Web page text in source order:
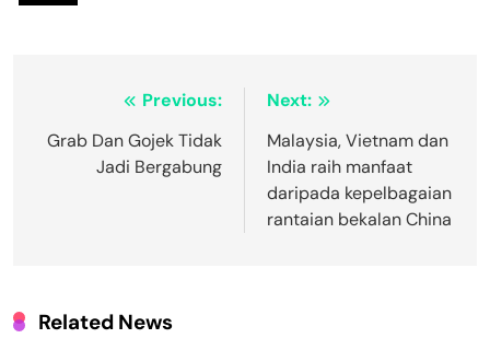
navigation
Previous:
Grab Dan Gojek Tidak
Jadi Bergabung
Next:
Malaysia, Vietnam dan
India raih manfaat
daripada kepelbagaian
rantaian bekalan China
Related News